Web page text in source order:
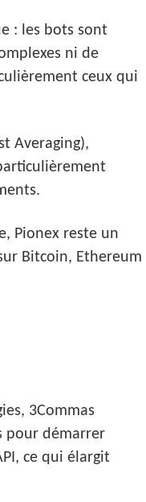
: les bots sont
ni de
ceux qui
Averaging),
Pionex reste un
Bitcoin, Ethereum
3Commas
pour démarrer
ce qui élargit